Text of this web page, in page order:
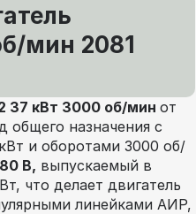
мин 2081
37 кВт 3000 об/мин от
назначения с
и оборотами 3000 об/
В, выпускаемый в
что делает двигатель
линейками АИР,